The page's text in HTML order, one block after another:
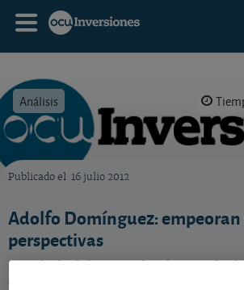
Análisis
Publicado el 16 julio 2012
Adolfo Domínguez: empeoran
perspectivas
La subida del IVA acabará pasando